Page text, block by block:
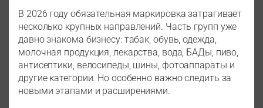
В 2026 году обязательная маркировка затрагивает
несколько крупных направлений. Часть групп уже
давно знакома бизнесу: табак, обувь, одежда,
молочная продукция, лекарства, вода, БАДы, пиво,
антисептики, велосипеды, шины, фотоаппараты и
другие категории. Но особенно важно следить за
новыми этапами и расширениями.